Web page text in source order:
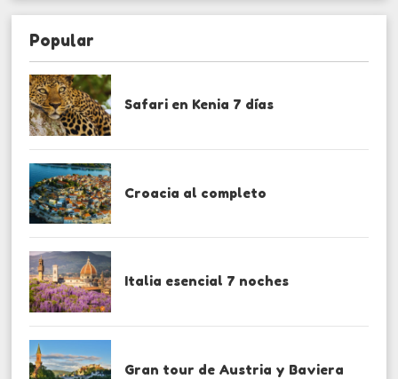
Popular
Safari en Kenia 7 días
Croacia al completo
Italia esencial 7 noches
Gran tour de Austria y Baviera